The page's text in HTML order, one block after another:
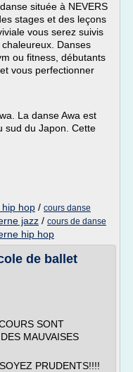
située à NEVERS
stages et des leçons
vous serez suivis
Danses
ou fitness, débutants
vous perfectionner
La danse Awa est
sud du Japon. Cette
hop / cours danse
jazz / cours de danse
hip hop
de ballet
SONT
MAUVAISES
PRUDENTS!!!!